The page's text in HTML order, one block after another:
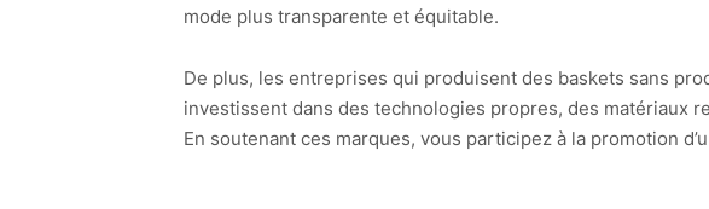
mode plus transparente et équitable.
De plus, les entreprises qui produisent des baskets sans
investissent dans des technologies propres, des matériaux
En soutenant ces marques, vous participez à la promotion